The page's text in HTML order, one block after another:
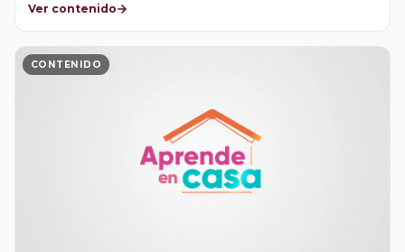
Ver contenido
CONTENIDO